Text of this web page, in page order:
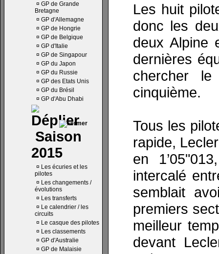
¤ GP de Grande
Bretagne
¤ GP d'Allemagne
¤ GP de Hongrie
¤ GP de Belgique
¤ GP d'Italie
¤ GP de Singapour
¤ GP du Japon
¤ GP du Russie
¤ GP des Etats Unis
¤ GP du Brésil
¤ GP d'Abu Dhabi
Saison
2015
¤ Les écuries et les
pilotes
¤ Les changements /
évolutions
¤ Les transferts
¤ Le calendrier / les
circuits
¤ Le casque des pilotes
¤ Les classements
¤ GP d'Australie
¤ GP de Malaisie
Les huit
donc les
deux Alpine
dernières
chercher
cinquième.
Tous les
rapide,
en
intercalé
semblait
premiers
meilleur
devant